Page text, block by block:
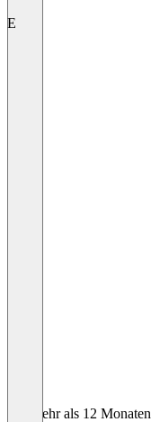
E
Vor mehr als 12 Monaten